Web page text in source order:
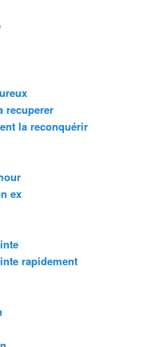
recuperer
la reconquérir
ex
rapidement